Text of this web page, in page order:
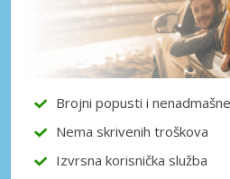
Posebni popusti
Pristupite ekskluzivnim
dobavljača
Prijava
Brojni popusti i
Nema skrivenih troškova
Izvrsna korisnička služba